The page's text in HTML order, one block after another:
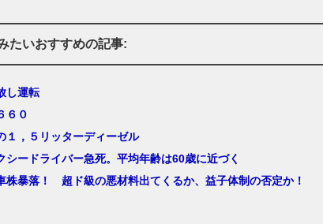
たいおすすめの記事:
し運転
６０
１，５リッターディーゼル
シードライバー急死。平均年齢は60歳に近づく
株暴落！ 超ド級の悪材料出てくるか、益子体制の否定か！